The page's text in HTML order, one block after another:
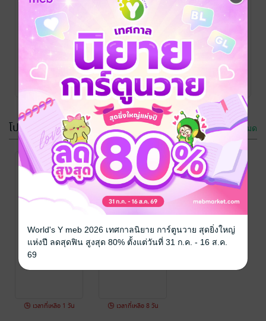
กรุณาเข้าสู่
ระบบก่อน
บ่าวลับแห่งจวน
ตระกูลเสิ่น
baiboau
นิยายรักจีนโบราณ
5 Rating
กรุณาเข้าสู่
ระบบก่อน
พี่ชายที่รัก ชุด
พ่อทูนหัว
นิยายโรมานซ์
33 Rating
อหังการซาตาน
เถื่อน ซีรี่ย์ชุด
โปรโมชัน ดูทั้งหมด
ระบบก่อน
เวลาที่เหลือ 1 วัน
ระบบก่อน
เวลาที่เหลือ 8 วัน
World's Y meb 2026 เทศกาลนิยาย การ์ตูนวาย สุดยิ่งใหญ่
แห่งปี ลดสุดฟิน สูงสุด 80% ตั้งแต่วันที่ 31 ก.ค. - 16 ส.ค.
69